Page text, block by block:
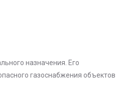
назначения. Его
газоснабжения объектов